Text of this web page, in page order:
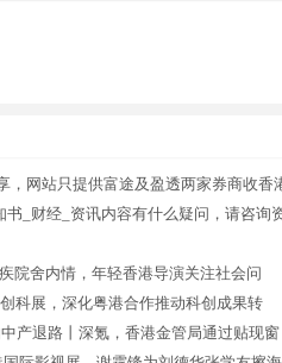
，网站只提供富途及盈透两家券商收香
_财经_资讯内容有什么疑问，请咨询
院舍内情，年轻香港导演关注社会问
科展，深化粤港合作推动科创成果转
产退路丨深氪，香港金管局通过贴现窗